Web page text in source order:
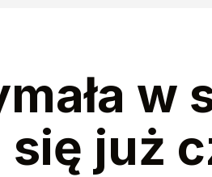
w
się już